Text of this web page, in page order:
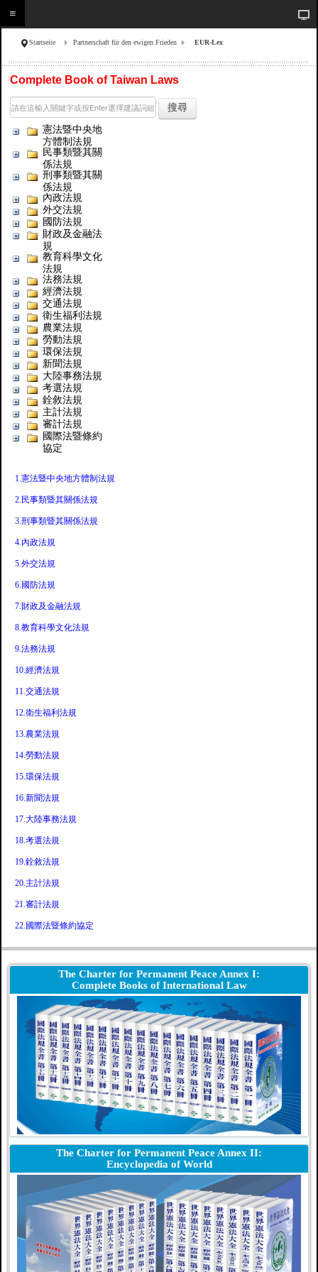
Startseite Partnerschaft für den ewigen Frieden EUR-Lex
Complete Book of Taiwan Laws
搜尋
憲法暨中央地
方體制法規
民事類暨其關
係法規
刑事類暨其關
係法規
內政法規
外交法規
國防法規
財政及金融法
規
教育科學文化
法規
法務法規
經濟法規
交通法規
衛生福利法規
農業法規
勞動法規
環保法規
新聞法規
大陸事務法規
考選法規
銓敘法規
主計法規
審計法規
國際法暨條約
協定
1.憲法暨中央地方體制法規
2.民事類暨其關係法規
3.刑事類暨其關係法規
4.內政法規
5.外交法規
6.國防法規
7.財政及金融法規
8.教育科學文化法規
9.法務法規
10.經濟法規
11.交通法規
12.衛生福利法規
13.農業法規
14.勞動法規
15.環保法規
16.新聞法規
17.大陸事務法規
18.考選法規
19.銓敘法規
20.主計法規
21.審計法規
22.國際法暨條約協定
The Charter for Permanent Peace Annex I:
Complete Books of International Law
The Charter for Permanent Peace Annex II:
Encyclopedia of World